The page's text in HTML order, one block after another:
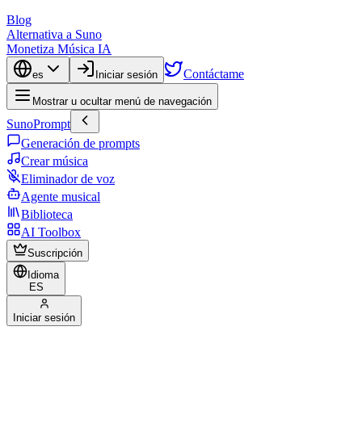
Blog
Alternativa a Suno
Monetiza Música IA
es Iniciar sesión Contáctame
Mostrar u ocultar menú de navegación
SunoPrompt
Generación de prompts
Crear música
Eliminador de voz
Agente musical
Biblioteca
AI Toolbox
Suscripción
Idioma
ES
Iniciar sesión